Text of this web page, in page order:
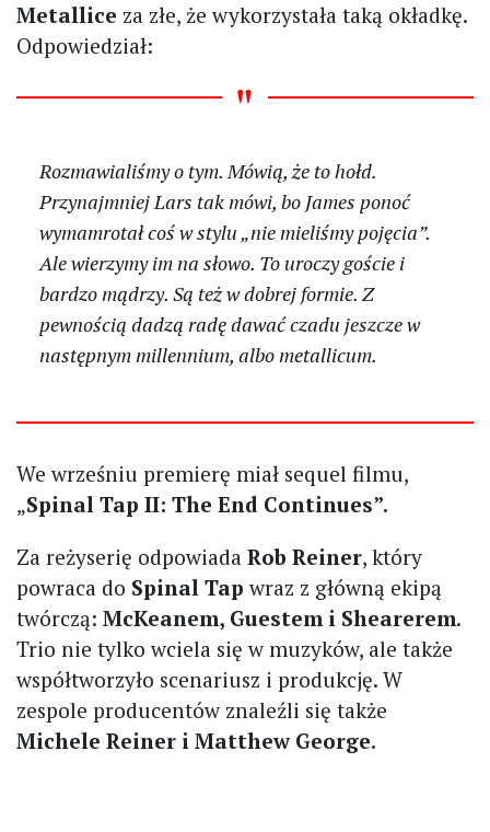
Metallice za złe, że wykorzystała taką okładkę.
Odpowiedział:
Rozmawialiśmy o tym. Mówią, że to hołd.
Przynajmniej Lars tak mówi, bo James ponoć
wymamrotał coś w stylu „nie mieliśmy pojęcia”.
Ale wierzymy im na słowo. To uroczy goście i
bardzo mądrzy. Są też w dobrej formie. Z
pewnością dadzą radę dawać czadu jeszcze w
następnym millennium, albo metallicum.
We wrześniu premierę miał sequel filmu,
„Spinal Tap II: The End Continues”.
Za reżyserię odpowiada Rob Reiner, który
powraca do Spinal Tap wraz z główną ekipą
twórczą: McKeanem, Guestem i Shearerem.
Trio nie tylko wciela się w muzyków, ale także
współtworzyło scenariusz i produkcję. W
zespole producentów znaleźli się także
Michele Reiner i Matthew George.